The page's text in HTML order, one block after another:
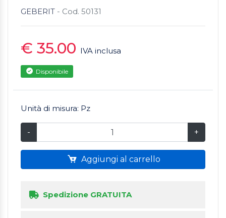
GEBERIT - Cod. 50131
€ 35.00 IVA inclusa
Disponibile
Unità di misura: Pz
- +
Aggiungi al carrello
Spedizione GRATUITA